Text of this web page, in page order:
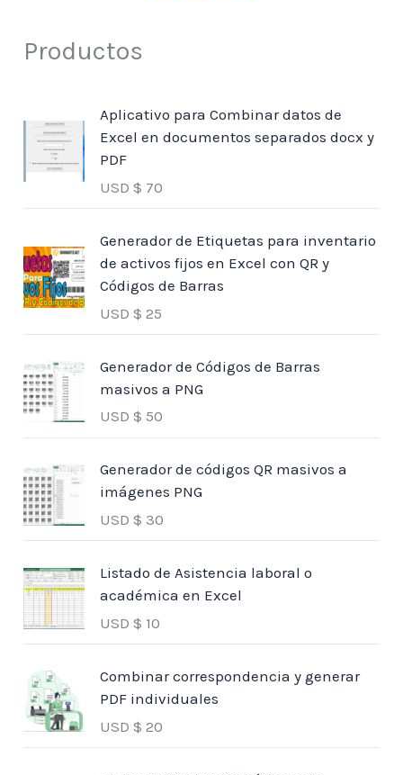
Productos
Aplicativo para Combinar datos de
Excel en documentos separados docx y
PDF
USD $ 70
Generador de Etiquetas para inventario
de activos fijos en Excel con QR y
Códigos de Barras
USD $ 25
Generador de Códigos de Barras
masivos a PNG
USD $ 50
Generador de códigos QR masivos a
imágenes PNG
USD $ 30
Listado de Asistencia laboral o
académica en Excel
USD $ 10
Combinar correspondencia y generar
PDF individuales
USD $ 20